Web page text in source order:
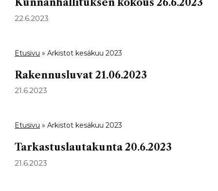
Kunnanhallituksen kokous 26.6.2023
22.6.2023
Etusivu » Arkistot kesäkuu 2023
Rakennusluvat 21.06.2023
21.6.2023
Etusivu » Arkistot kesäkuu 2023
Tarkastuslautakunta 20.6.2023
21.6.2023